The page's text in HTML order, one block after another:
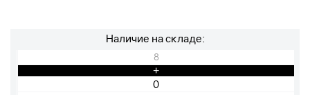
Наличие на складе:
8
+